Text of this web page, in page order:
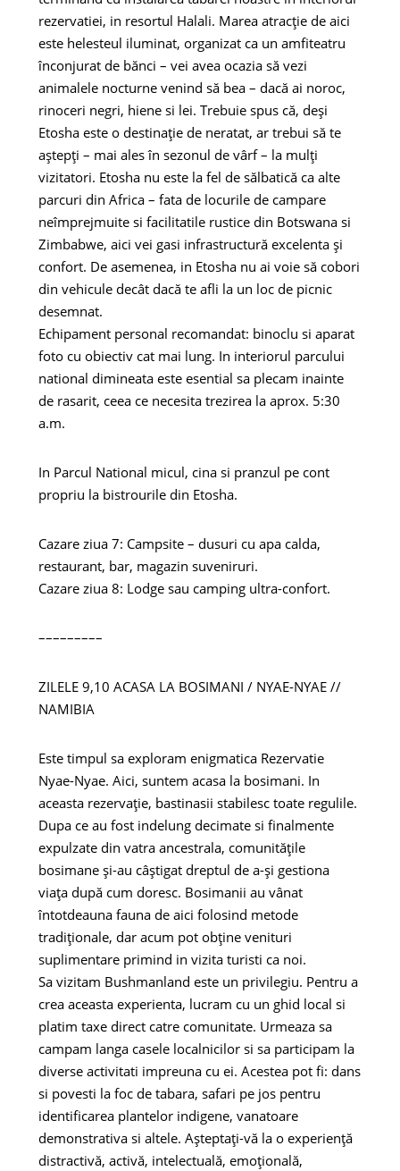
rezervatiei, in resortul Halali. Marea atracție de aici
este helesteul iluminat, organizat ca un amfiteatru
înconjurat de bănci – vei avea ocazia să vezi
animalele nocturne venind să bea – dacă ai noroc,
rinoceri negri, hiene si lei. Trebuie spus că, deși
Etosha este o destinație de neratat, ar trebui să te
aștepți – mai ales în sezonul de vârf – la mulți
vizitatori. Etosha nu este la fel de sălbatică ca alte
parcuri din Africa – fata de locurile de campare
neîmprejmuite si facilitatile rustice din Botswana si
Zimbabwe, aici vei gasi infrastructură excelenta și
confort. De asemenea, in Etosha nu ai voie să cobori
din vehicule decât dacă te afli la un loc de picnic
desemnat.
Echipament personal recomandat: binoclu si aparat
foto cu obiectiv cat mai lung. In interiorul parcului
national dimineata este esential sa plecam inainte
de rasarit, ceea ce necesita trezirea la aprox. 5:30
a.m.
In Parcul National micul, cina si pranzul pe cont
propriu la bistrourile din Etosha.
Cazare ziua 7: Campsite – dusuri cu apa calda,
restaurant, bar, magazin suveniruri.
Cazare ziua 8: Lodge sau camping ultra-confort.
–––––––––
ZILELE 9,10 ACASA LA BOSIMANI / NYAE-NYAE //
NAMIBIA
Este timpul sa exploram enigmatica Rezervatie
Nyae-Nyae. Aici, suntem acasa la bosimani. In
aceasta rezervație, bastinasii stabilesc toate regulile.
Dupa ce au fost indelung decimate si finalmente
expulzate din vatra ancestrala, comunitățile
bosimane și-au câștigat dreptul de a-și gestiona
viața după cum doresc. Bosimanii au vânat
întotdeauna fauna de aici folosind metode
tradiționale, dar acum pot obține venituri
suplimentare primind in vizita turisti ca noi.
Sa vizitam Bushmanland este un privilegiu. Pentru a
crea aceasta experienta, lucram cu un ghid local si
platim taxe direct catre comunitate. Urmeaza sa
campam langa casele localnicilor si sa participam la
diverse activitati impreuna cu ei. Acestea pot fi: dans
si povesti la foc de tabara, safari pe jos pentru
identificarea plantelor indigene, vanatoare
demonstrativa si altele. Așteptați-vă la o experiență
distractivă, activă, intelectuală, emoțională,